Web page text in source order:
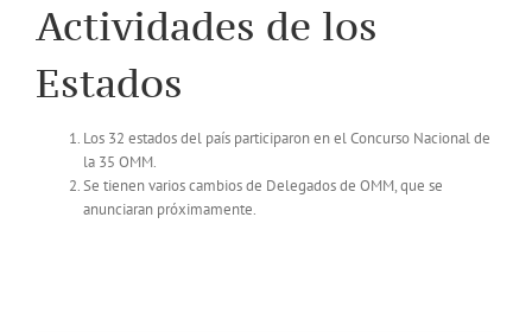
Actividades de los
Estados
Los 32 estados del país participaron en el Concurso Nacional de
la 35 OMM.
Se tienen varios cambios de Delegados de OMM, que se
anunciaran próximamente.